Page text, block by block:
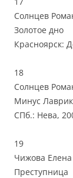
Солнцев
Золотое дно
Красноярск:
18
Солнцев
Минус
СПб.: Нева,
19
Чижова Елена
Преступница